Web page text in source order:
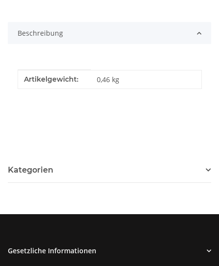
Beschreibung
Produkteigenschaft
Wert
Artikelgewicht: 0,46 kg
Kategorien
Gesetzliche Informationen